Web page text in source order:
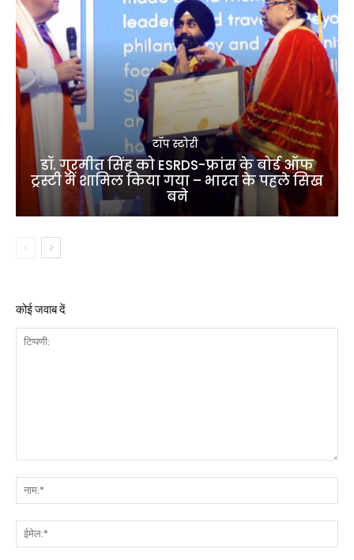
टॉप स्टोरी
डॉ. गुरमीत सिंह को ESRDS-फ्रांस के बोर्ड ऑफ
ट्रस्टी में शामिल किया गया – भारत के पहले सिख
बने
कोई जवाब दें